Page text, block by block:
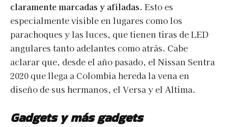
claramente marcadas y afiladas. Esto es
especialmente visible en lugares como los
parachoques y las luces, que tienen tiras de LED
angulares tanto adelantes como atrás. Cabe
aclarar que, desde el año pasado, el Nissan Sentra
2020 que llega a Colombia hereda la vena en
diseño de sus hermanos, el Versa y el Altima.
Gadgets y más gadgets